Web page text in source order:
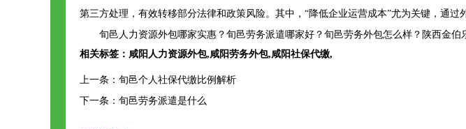
第三方处理，有效转移部分法律和政策风险。其中，“降低企业运营成本”尤为关键，通
旬邑人力资源外包哪家实惠？旬邑劳务派遣哪家好？旬邑劳务外包怎么样？陕西金
相关标签： 咸阳人力资源外包,咸阳劳务外包,咸阳社保代缴,
上一条： 旬邑个人社保代缴比例解析
下一条： 旬邑劳务派遣是什么